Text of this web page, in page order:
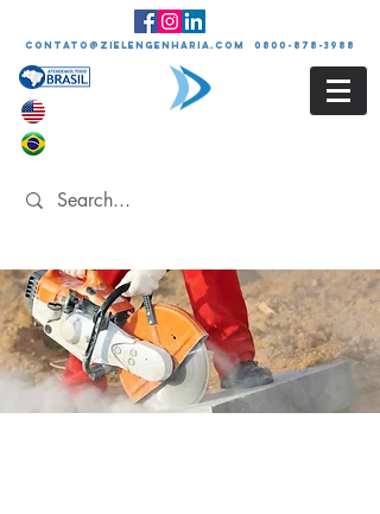
contato@zielengenharia.com 0800-878-3988